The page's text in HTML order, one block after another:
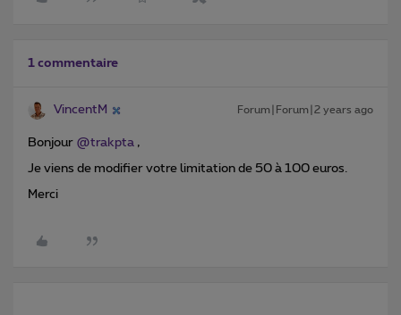
1 commentaire
VincentM Forum|Forum|2 years ago
Bonjour @trakpta ,
Je viens de modifier votre limitation de 50 à 100 euros.
Merci